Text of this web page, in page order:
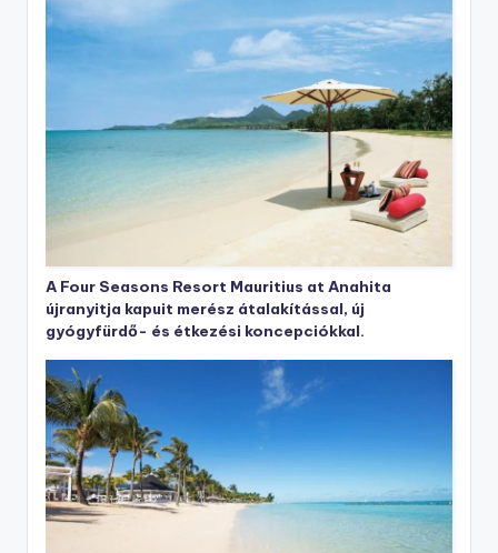
A Four Seasons Resort Mauritius at Anahita
újranyitja kapuit merész átalakítással, új
gyógyfürdő- és étkezési koncepciókkal.